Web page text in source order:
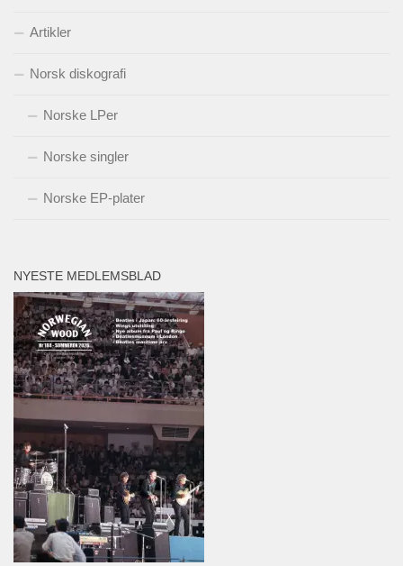
Artikler
Norsk diskografi
Norske LPer
Norske singler
Norske EP-plater
NYESTE MEDLEMSBLAD